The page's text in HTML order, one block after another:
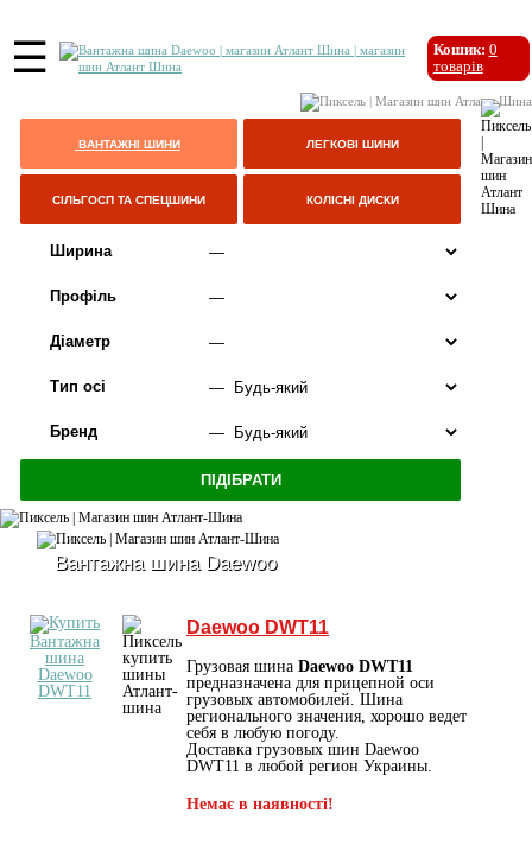
☰ Кошик: 0
товарів
ВАНТАЖНІ ШИНИ ЛЕГКОВІ ШИНИ
СІЛЬГОСП ТА СПЕЦШИНИ КОЛІСНІ ДИСКИ
Ширина
Профіль
Діаметр
Тип осі
Бренд
Вантажна шина Daewoo
Daewoo DWT11
Грузовая шина Daewoo DWT11
предназначена для прицепной оси
грузовых автомобилей. Шина
регионального значения, хорошо ведет
себя в любую погоду.
Доставка грузовых шин Daewoo
DWT11 в любой регион Украины.
Немає в наявності!